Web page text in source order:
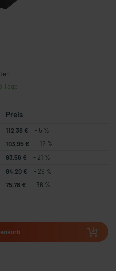
Tage
Preis
112,38 €
- 5 %
103,95 €
- 12 %
93,56 €
- 21 %
84,20 €
- 29 %
75,78 € - 36 %